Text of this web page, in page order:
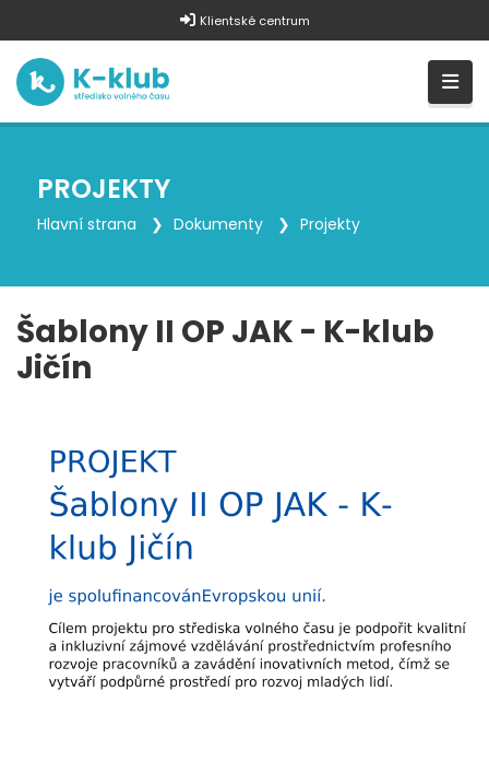
Klientské centrum
PROJEKTY
Hlavní strana Dokumenty Projekty
Šablony II OP JAK - K-klub
Jičín